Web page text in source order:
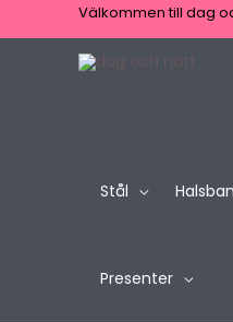
till
Välkommen till dag
Stål
Presenter